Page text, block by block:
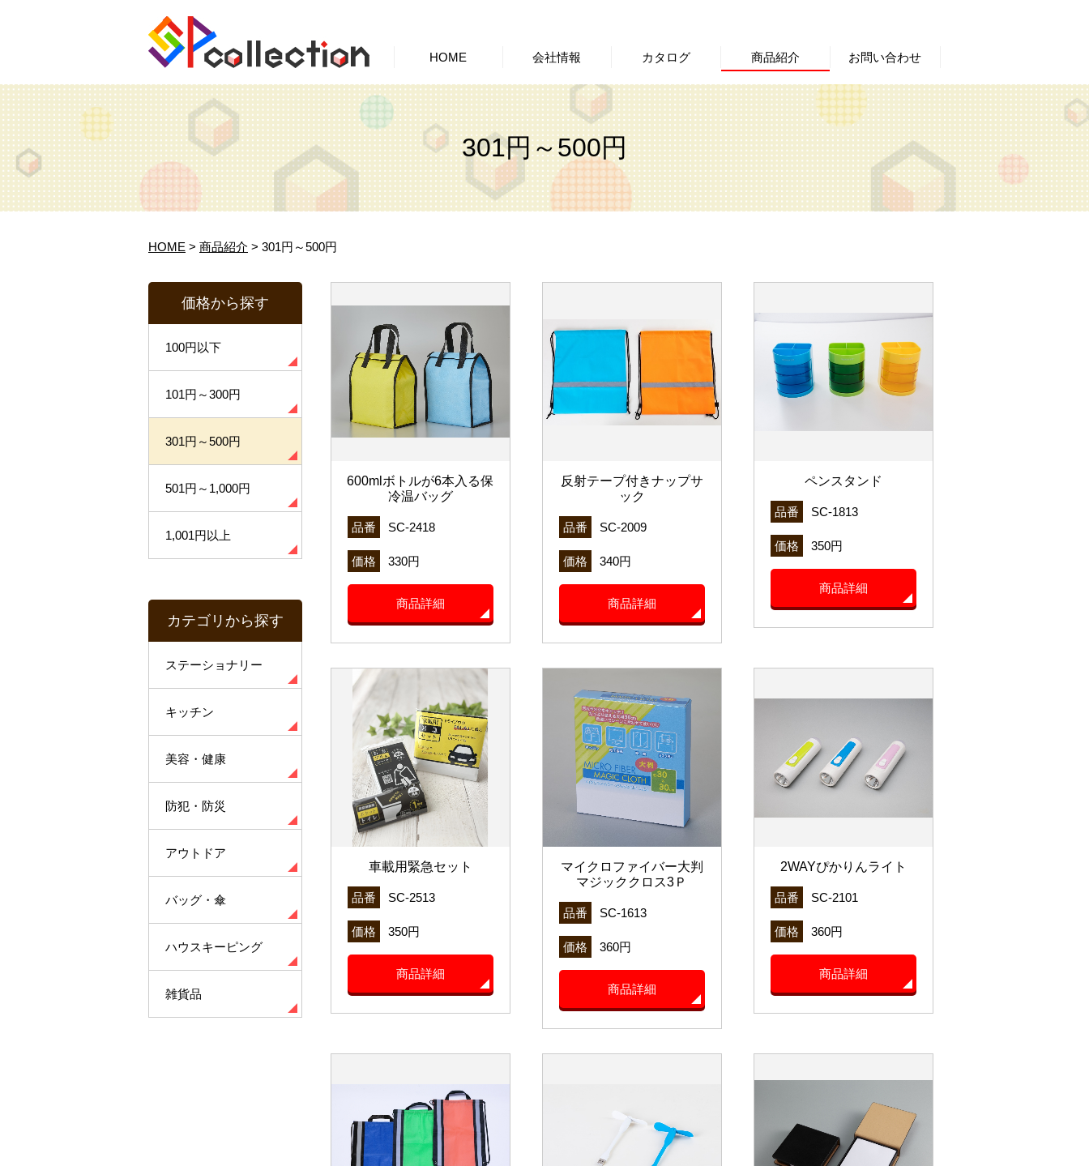
HOME 会社情報 カタログ 商品紹介 お問い合わせ
301円～500円
HOME > 商品紹介 > 301円～500円
価格から探す
100円以下
101円～300円
301円～500円
501円～1,000円
1,001円以上
カテゴリから探す
ステーショナリー
キッチン
美容・健康
防犯・防災
アウトドア
バッグ・傘
ハウスキーピング
雑貨品
600mlボトルが6本入る保
冷温バッグ
品番 SC-2418
価格 330円
商品詳細
反射テープ付きナップサ
ック
品番 SC-2009
価格 340円
商品詳細
ペンスタンド
品番 SC-1813
価格 350円
商品詳細
車載用緊急セット
品番 SC-2513
価格 350円
商品詳細
マイクロファイバー大判
マジッククロス3Ｐ
品番 SC-1613
価格 360円
商品詳細
2WAYぴかりんライト
品番 SC-2101
価格 360円
商品詳細